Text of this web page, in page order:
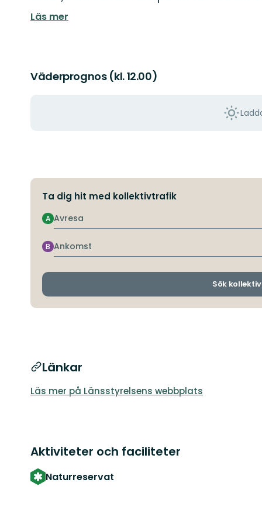
Läs mer
Väderprognos (kl. 12.00)
Ta dig hit med kollektivtrafik
Avresa
A
Ankomst
B
Sök
Länkar
Läs mer på Länsstyrelsens webbplats
Aktiviteter och faciliteter
Naturreservat